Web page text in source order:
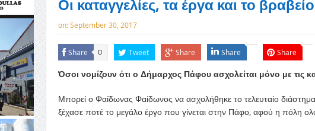
Οι καταγγελίες, τα έργα και το
on:September 30, 2017
Share 0 Tweet Share Share Share
Όσοι νομίζουν ότι ο Δήμαρχος Πάφου ασχολείται μόνο με τις
Μπορεί ο Φαίδωνας Φαίδωνος να ασχολήθηκε το τελευταίο
ξέχασε ποτέ το μεγάλο έργο που γίνεται στην Πάφο, αφού η πόλη